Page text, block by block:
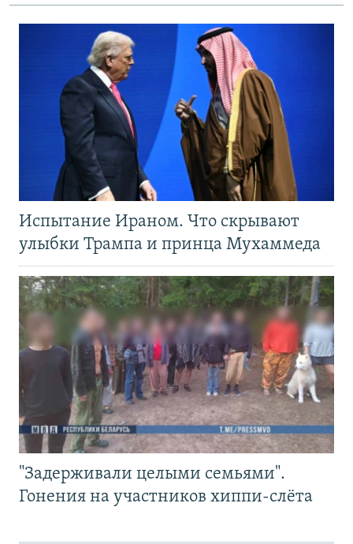
Испытание Ираном. Что скрывают
улыбки Трампа и принца Мухаммеда
"Задерживали целыми семьями".
Гонения на участников хиппи-слёта